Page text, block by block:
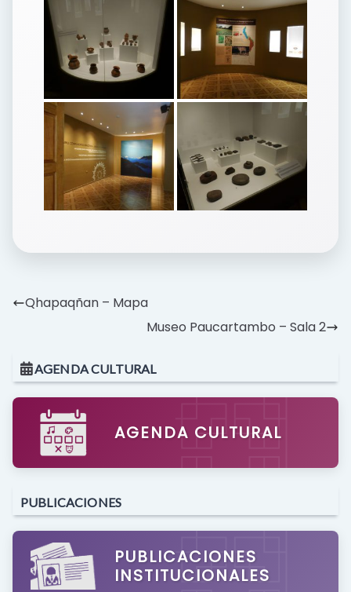
Qhapaqñan – Mapa
Museo Paucartambo – Sala 2
AGENDA CULTURAL
AGENDA CULTURAL
PUBLICACIONES
PUBLICACIONES
INSTITUCIONALES